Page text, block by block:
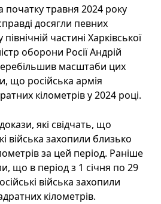
початку травня 2024 року
досягли певних
північній частині Харківської
оборони Росії Андрій
масштаби цих
що російська армія
кілометрів у 2024 році.
які свідчать, що
війська захопили близько
за цей період. Раніше
що в період з 1 січня по 29
війська захопили
кілометрів.